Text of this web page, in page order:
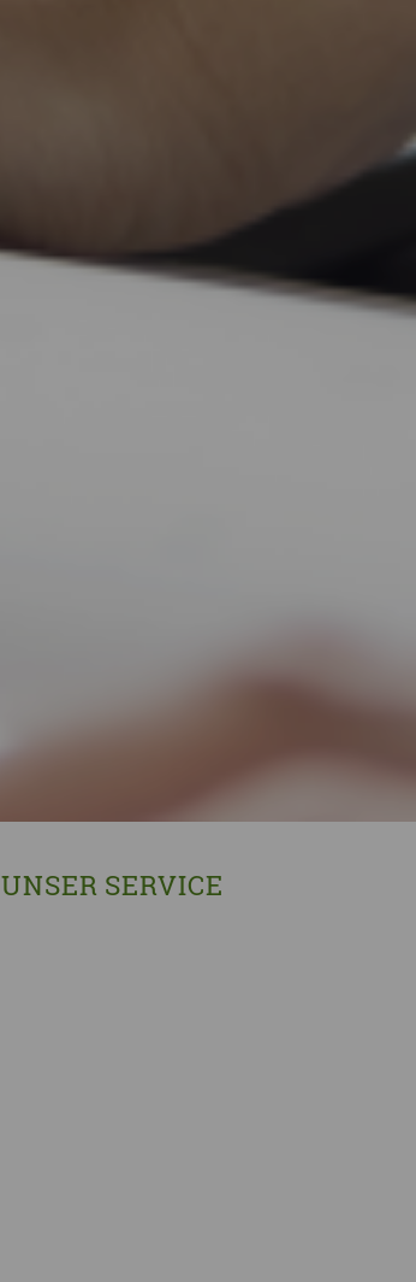
UNSER SERVICE